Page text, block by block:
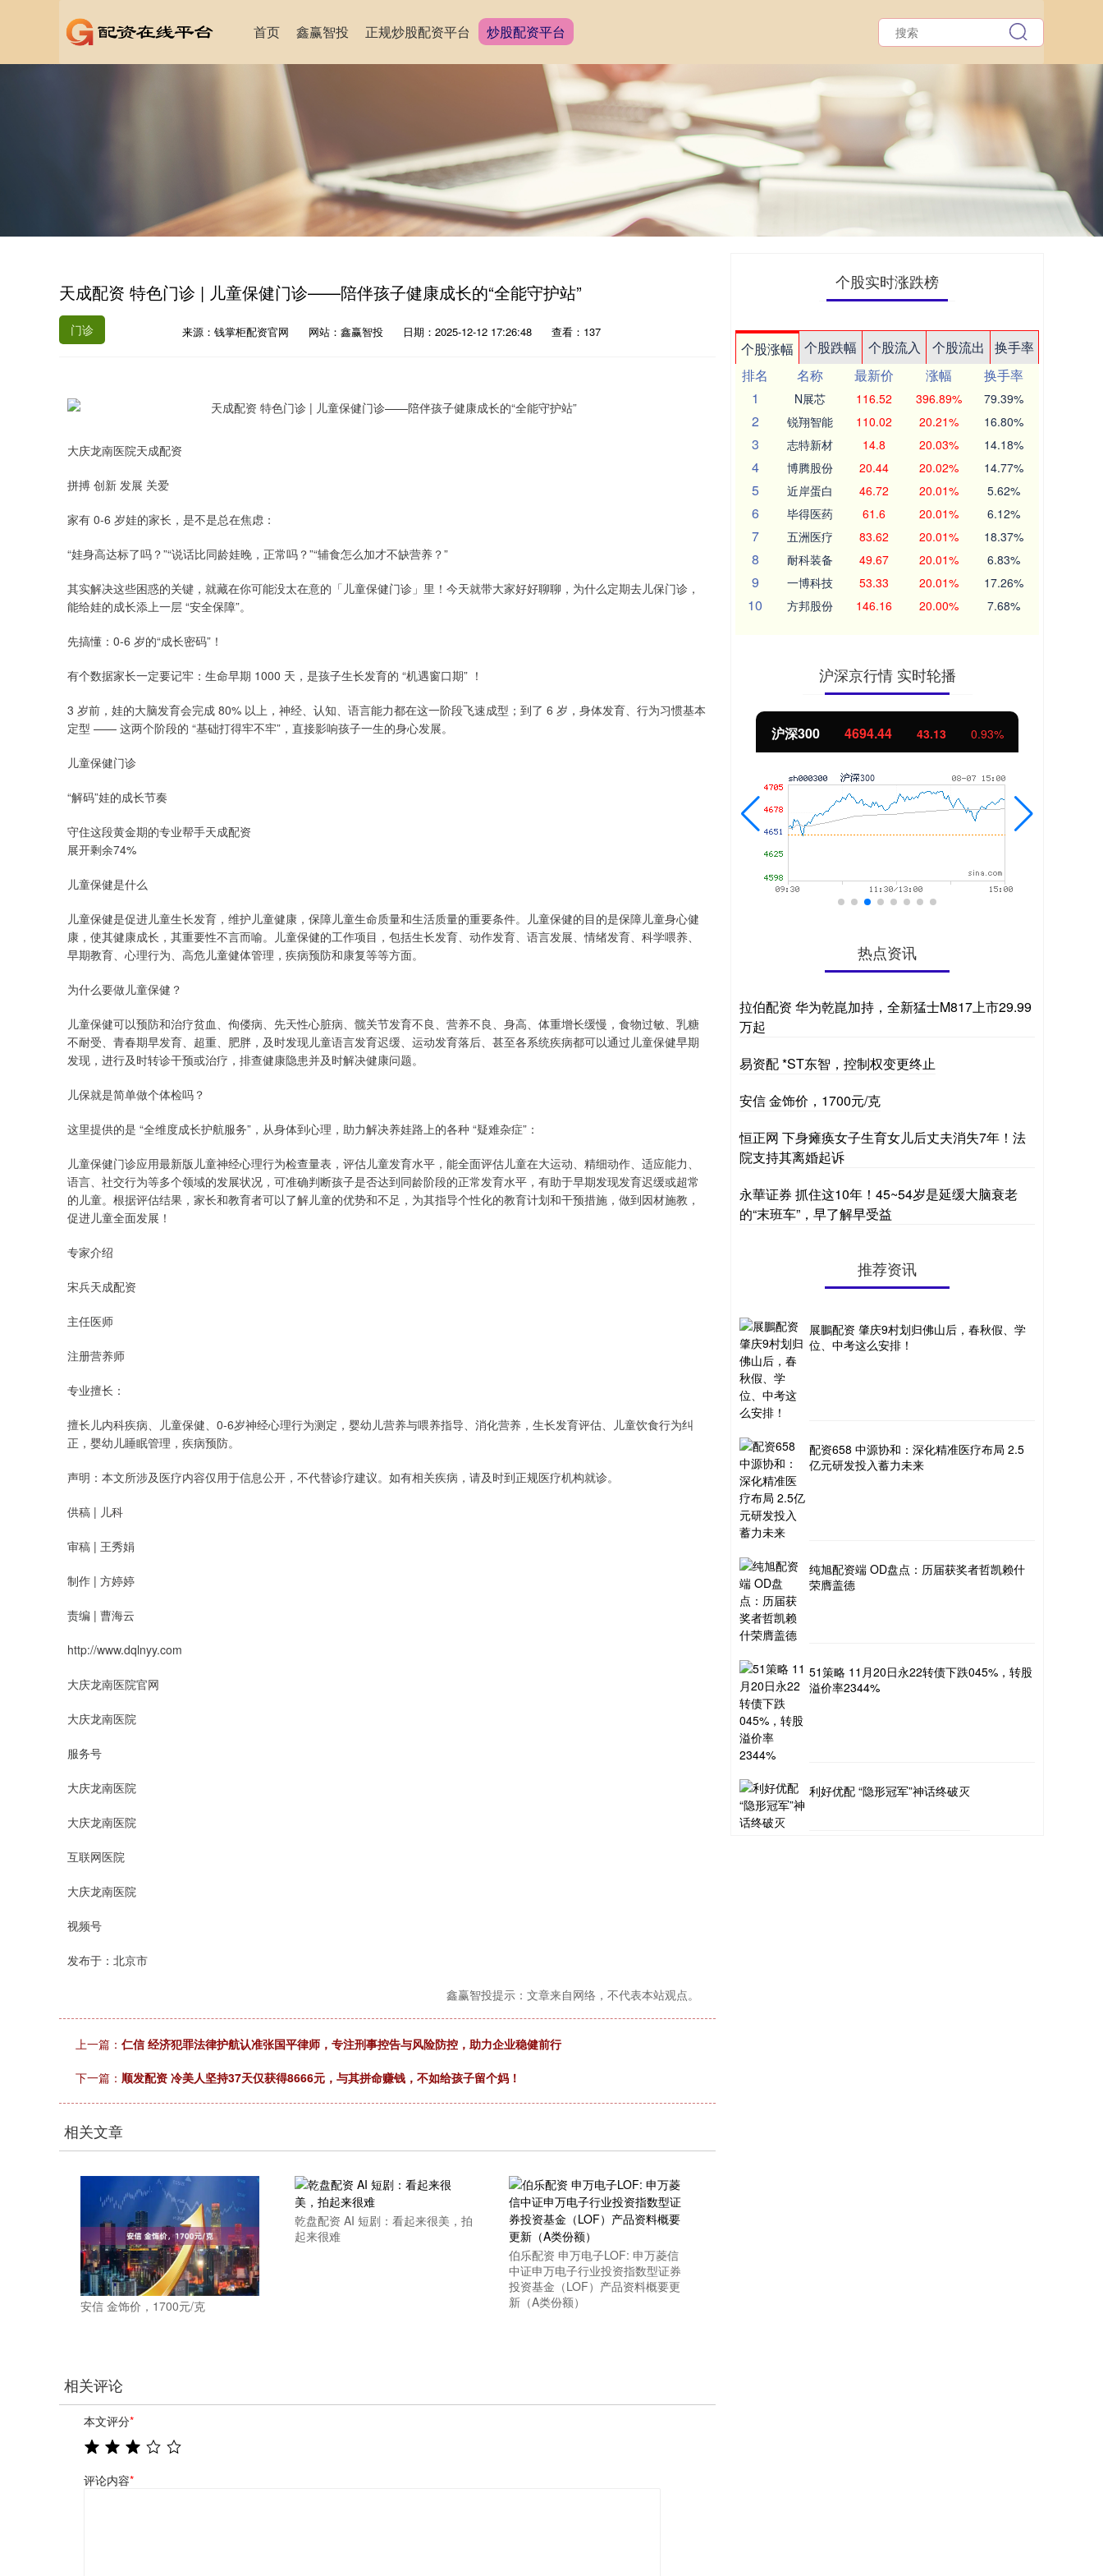
首页 鑫赢智投 正规炒股配资平台 炒股配资平台
天成配资 特色门诊 | 儿童保健门诊——陪伴孩子健康成长的“全能守护站”
门诊 来源：钱掌柜配资官网 网站：鑫赢智投 日期：2025-12-12 17:26:48 查看：137
大庆龙南医院天成配资
拼搏 创新 发展 关爱
家有 0-6 岁娃的家长，是不是总在焦虑：
“娃身高达标了吗？”“说话比同龄娃晚，正常吗？”“辅食怎么加才不缺营养？”
其实解决这些困惑的关键，就藏在你可能没太在意的「儿童保健门诊」里！今天就带大家好好聊聊，为什么定期去儿保门诊，
能给娃的成长添上一层 “安全保障”。
先搞懂：0-6 岁的“成长密码”！
有个数据家长一定要记牢：生命早期 1000 天，是孩子生长发育的 “机遇窗口期” ！
3 岁前，娃的大脑发育会完成 80% 以上，神经、认知、语言能力都在这一阶段飞速成型；到了 6 岁，身体发育、行为习惯基本
定型 —— 这两个阶段的 “基础打得牢不牢”，直接影响孩子一生的身心发展。
儿童保健门诊
“解码”娃的成长节奏
守住这段黄金期的专业帮手天成配资
展开剩余74%
儿童保健是什么
儿童保健是促进儿童生长发育，维护儿童健康，保障儿童生命质量和生活质量的重要条件。儿童保健的目的是保障儿童身心健
康，使其健康成长，其重要性不言而喻。儿童保健的工作项目，包括生长发育、动作发育、语言发展、情绪发育、科学喂养、
早期教育、心理行为、高危儿童健体管理，疾病预防和康复等等方面。
为什么要做儿童保健？
儿童保健可以预防和治疗贫血、佝偻病、先天性心脏病、髋关节发育不良、营养不良、身高、体重增长缓慢，食物过敏、乳糖
不耐受、青春期早发育、超重、肥胖，及时发现儿童语言发育迟缓、运动发育落后、甚至各系统疾病都可以通过儿童保健早期
发现，进行及时转诊干预或治疗，排查健康隐患并及时解决健康问题。
儿保就是简单做个体检吗？
这里提供的是 “全维度成长护航服务”，从身体到心理，助力解决养娃路上的各种 “疑难杂症”：
儿童保健门诊应用最新版儿童神经心理行为检查量表，评估儿童发育水平，能全面评估儿童在大运动、精细动作、适应能力、
语言、社交行为等多个领域的发展状况，可准确判断孩子是否达到同龄阶段的正常发育水平，有助于早期发现发育迟缓或超常
的儿童。根据评估结果，家长和教育者可以了解儿童的优势和不足，为其指导个性化的教育计划和干预措施，做到因材施教，
促进儿童全面发展！
专家介绍
宋兵天成配资
主任医师
注册营养师
专业擅长：
擅长儿内科疾病、儿童保健、0-6岁神经心理行为测定，婴幼儿营养与喂养指导、消化营养，生长发育评估、儿童饮食行为纠
正，婴幼儿睡眠管理，疾病预防。
声明：本文所涉及医疗内容仅用于信息公开，不代替诊疗建议。如有相关疾病，请及时到正规医疗机构就诊。
供稿 | 儿科
审稿 | 王秀娟
制作 | 方婷婷
责编 | 曹海云
http://www.dqlnyy.com
大庆龙南医院官网
大庆龙南医院
服务号
大庆龙南医院
大庆龙南医院
互联网医院
大庆龙南医院
视频号
发布于：北京市
鑫赢智投提示：文章来自网络，不代表本站观点。
上一篇： 仁信 经济犯罪法律护航认准张国平律师，专注刑事控告与风险防控，助力企业稳健前行
下一篇： 顺发配资 冷美人坚持37天仅获得8666元，与其拼命赚钱，不如给孩子留个妈！
相关文章
安信 金饰价，1700元/克
乾盘配资 AI 短剧：看起来很美，拍
起来很难
伯乐配资 申万电子LOF: 申万菱信
中证申万电子行业投资指数型证券
投资基金（LOF）产品资料概要更
新（A类份额）
相关评论
本文评分*
评论内容*
个股实时涨跌榜
个股涨幅 个股跌幅 个股流入 个股流出
换手率
排名
名称 最新价 涨幅
换手率
1
N展芯 116.52 396.89% 79.39%
2 锐翔智能 110.02 20.21% 16.80%
3 志特新材 14.8 20.03% 14.18%
4 博腾股份 20.44 20.02% 14.77%
5 近岸蛋白 46.72 20.01% 5.62%
6 毕得医药 61.6 20.01% 6.12%
7 五洲医疗 83.62 20.01% 18.37%
8 耐科装备 49.67 20.01% 6.83%
9 一博科技 53.33 20.01% 17.26%
10 方邦股份 146.16 20.00% 7.68%
沪深京行情 实时轮播
1.02% 深证成指 14311.01 200.89 1.42% 北证50 1134.24 11.37 1.01%
热点资讯
拉伯配资 华为乾崑加持，全新猛士M817上市29.99
万起
易资配 *ST东智，控制权变更终止
安信 金饰价，1700元/克
恒正网 下身瘫痪女子生育女儿后丈夫消失7年！法
院支持其离婚起诉
永華证券 抓住这10年！45~54岁是延缓大脑衰老
的“末班车”，早了解早受益
推荐资讯
展鵬配资 肇庆9村划归佛山后，春秋假、学
位、中考这么安排！
配资658 中源协和：深化精准医疗布局 2.5
亿元研发投入蓄力未来
纯旭配资端 OD盘点：历届获奖者哲凯赖什
荣膺盖德
51策略 11月20日永22转债下跌045%，转股
溢价率2344%
利好优配 “隐形冠军”神话终破灭